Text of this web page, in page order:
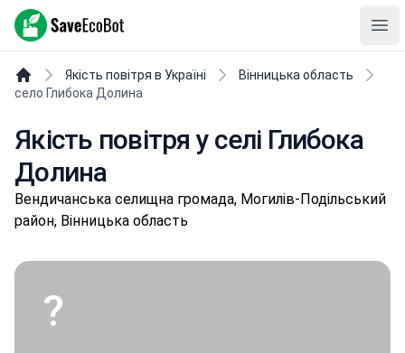
SaveEcoBot
Якість повітря в Україні
Вінницька область
село Глибока Долина
Якість повітря у селі Глибока
Долина
Вeндичaнськa селищнa громада, Могилів-Подільський
район, Вінницька область
?